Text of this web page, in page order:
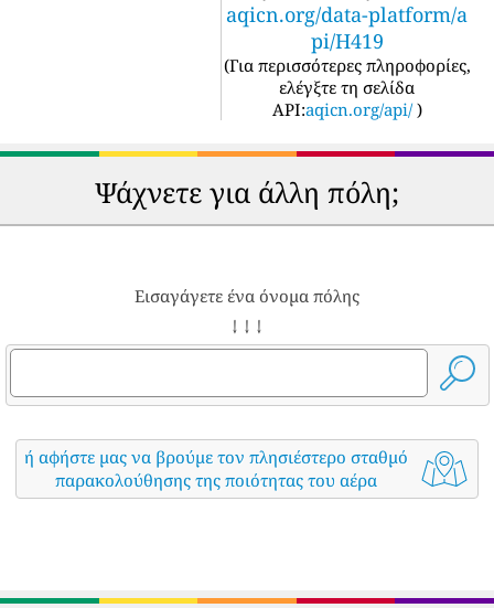
aqicn.org/data-platform/a
pi/H419
(Για περισσότερες πληροφορίες,
ελέγξτε τη σελίδα
API:aqicn.org/api/ )
Ψάχνετε για άλλη πόλη;
Εισαγάγετε ένα όνομα πόλης
↓ ↓ ↓
ή αφήστε μας να βρούμε τον πλησιέστερο σταθμό
παρακολούθησης της ποιότητας του αέρα